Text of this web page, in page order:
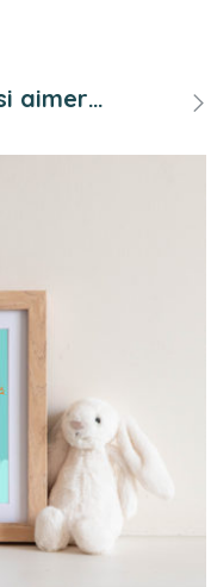
aimer…